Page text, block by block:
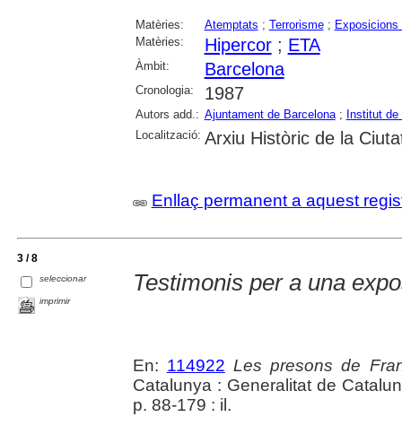
Matèries: Atemptats ; Terrorisme; Exposicions
Matèries:
Hipercor; ETA
Àmbit: Barcelona
Cronologia: 1987
Autors add.: Ajuntament de Barcelona; Institut
Localització: Arxiu Històric de la
Enllaç permanent a aquest
3 / 8
seleccionar
imprimir
Testimonis per a una
En: 114922 Les presons de
Catalunya : Generalitat de
p. 88-179 : il.